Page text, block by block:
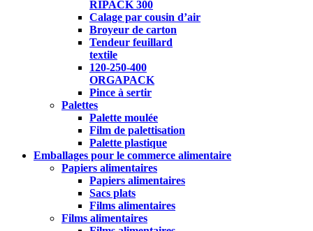
RIPACK 300
Calage par cousin d’air
Broyeur de carton
Tendeur feuillard
textile
120-250-400
ORGAPACK
Pince à sertir
Palettes
Palette moulée
Film de palettisation
Palette plastique
Emballages pour le commerce alimentaire
Papiers alimentaires
Papiers alimentaires
Sacs plats
Films alimentaires
Films alimentaires